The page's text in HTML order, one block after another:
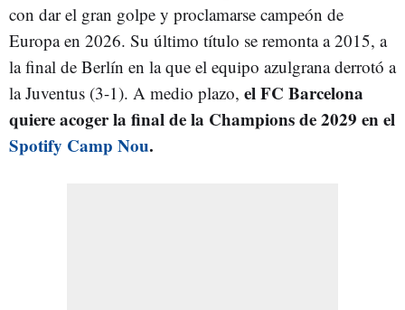
con dar el gran golpe y proclamarse campeón de
Europa en 2026. Su último título se remonta a 2015, a
la final de Berlín en la que el equipo azulgrana derrotó a
la Juventus (3-1). A medio plazo, el FC Barcelona
quiere acoger la final de la Champions de 2029 en el
Spotify Camp Nou.